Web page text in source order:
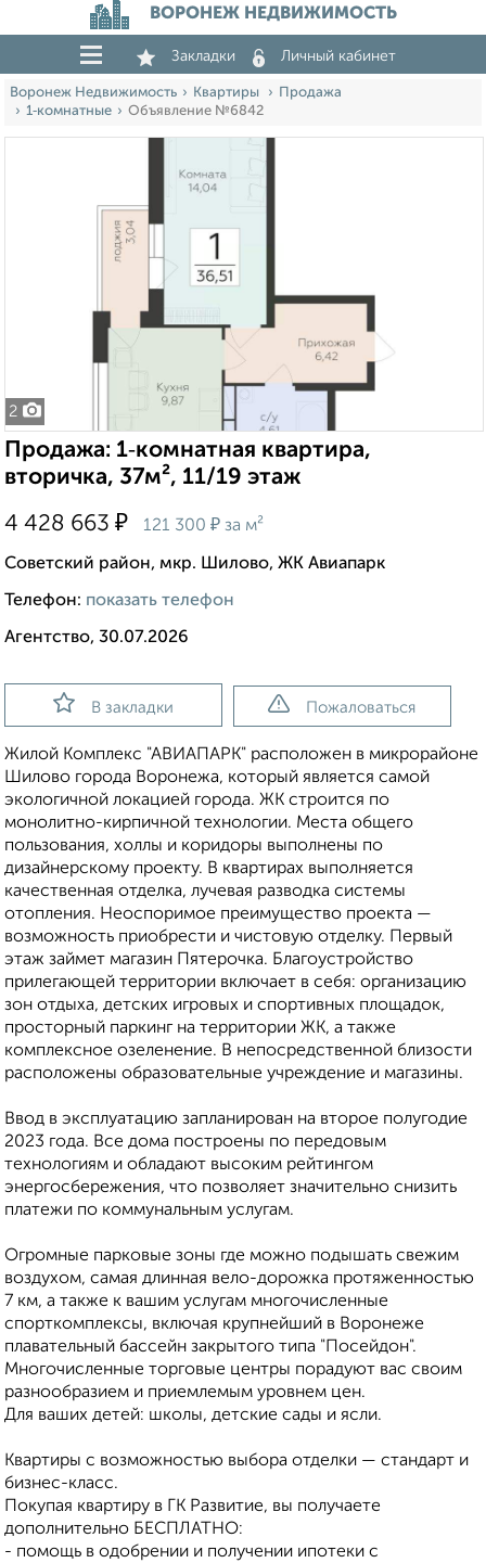
ВОРОНЕЖ НЕДВИЖИМОСТЬ
Закладки Личный кабинет
Воронеж Недвижимость Квартиры
Продажа
1‑комнатные
Объявление №6842
2
Продажа: 1‑комнатная квартира,
вторичка, 37м², 11/19 этаж
4 428 663 ₽ 121 300 ₽ за м²
Советский район, мкр. Шилово, ЖК Авиапарк
Телефон: показать телефон
Агентство, 30.07.2026
В закладки Пожаловаться
Жилой Комплекс "АВИАПАРК" расположен в микрорайоне
Шилово города Воронежа, который является самой
экологичной локацией города. ЖК строится по
монолитно-кирпичной технологии. Места общего
пользования, холлы и коридоры выполнены по
дизайнерскому проекту. В квартирах выполняется
качественная отделка, лучевая разводка системы
отопления. Неоспоримое преимущество проекта —
возможность приобрести и чистовую отделку. Первый
этаж займет магазин Пятерочка. Благоустройство
прилегающей территории включает в себя: организацию
зон отдыха, детских игровых и спортивных площадок,
просторный паркинг на территории ЖК, а также
комплексное озеленение. В непосредственной близости
расположены образовательные учреждение и магазины.
Ввод в эксплуатацию запланирован на второе полугодие
2023 года. Все дома построены по передовым
технологиям и обладают высоким рейтингом
энергосбережения, что позволяет значительно снизить
платежи по коммунальным услугам.
Огромные парковые зоны где можно подышать свежим
воздухом, самая длинная вело-дорожка протяженностью
7 км, а также к вашим услугам многочисленные
спорткомплексы, включая крупнейший в Воронеже
плавательный бассейн закрытого типа "Посейдон".
Многочисленные торговые центры порадуют вас своим
разнообразием и приемлемым уровнем цен.
Для ваших детей: школы, детские сады и ясли.
Квартиры с возможностью выбора отделки — стандарт и
бизнес-класс.
Покупая квартиру в ГК Развитие, вы получаете
дополнительно БЕСПЛАТНО:
- помощь в одобрении и получении ипотеки с